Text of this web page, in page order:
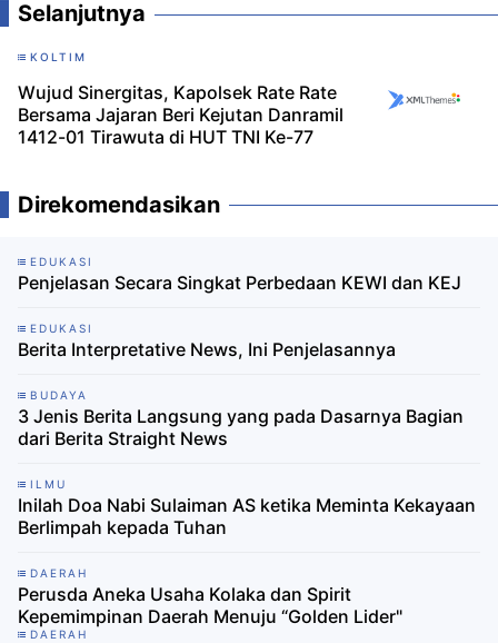
Selanjutnya
KOLTIM
Wujud Sinergitas, Kapolsek Rate Rate
Bersama Jajaran Beri Kejutan Danramil
1412-01 Tirawuta di HUT TNI Ke-77
Direkomendasikan
EDUKASI
Penjelasan Secara Singkat Perbedaan KEWI dan KEJ
EDUKASI
Berita Interpretative News, Ini Penjelasannya
BUDAYA
3 Jenis Berita Langsung yang pada Dasarnya Bagian
dari Berita Straight News
ILMU
Inilah Doa Nabi Sulaiman AS ketika Meminta Kekayaan
Berlimpah kepada Tuhan
DAERAH
Perusda Aneka Usaha Kolaka dan Spirit
Kepemimpinan Daerah Menuju “Golden Lider"
DAERAH